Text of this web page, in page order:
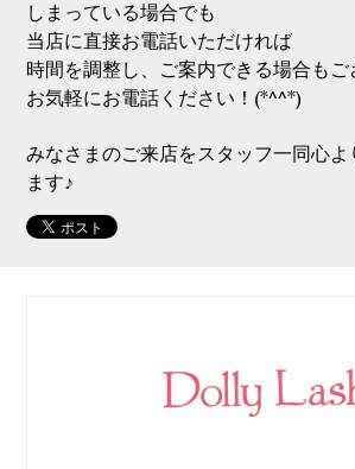
しまっている場合でも
当店に直接お電話いただければ
時間を調整し、ご案内できる場合もご
お気軽にお電話ください！(*^^*)
みなさまのご来店をスタッフ一同心よ
ます♪